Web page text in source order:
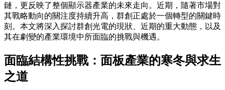
鏈，更反映了整個顯示器產業的未來走向。近期，隨著市場對
其戰略動向的關注度持續升高，群創正處於一個轉型的關鍵時
刻。本文將深入探討群創光電的現狀、近期的重大動態，以及
其在劇變的產業環境中所面臨的挑戰與機遇。
面臨結構性挑戰：面板產業的寒冬與求生
之道